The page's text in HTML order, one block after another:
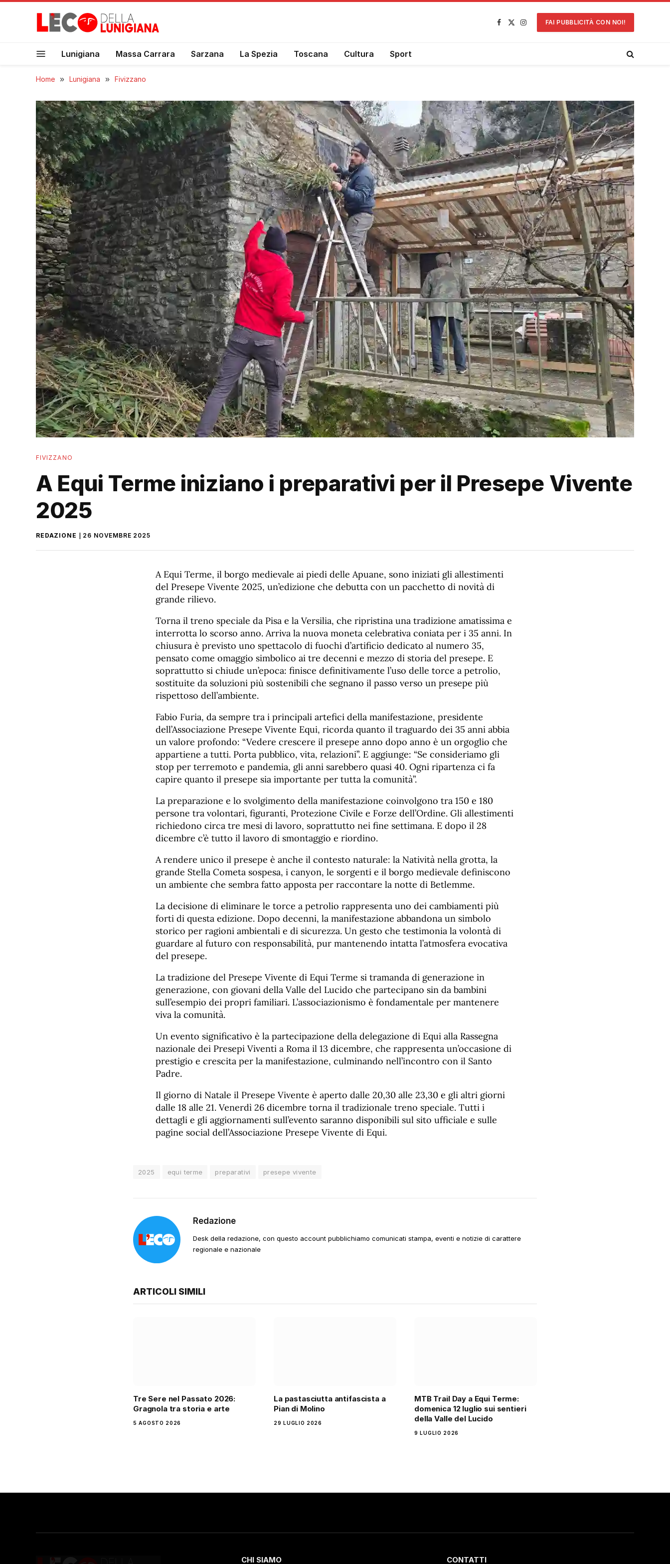
Facebook
X
Instagram
FAI PUBBLICITÀ CON NOI!
Lunigiana Massa Carrara Sarzana La Spezia Toscana Cultura Sport
Home » Lunigiana » Fivizzano
FIVIZZANO
A Equi Terme iniziano i preparativi per il Presepe Vivente
2025
REDAZIONE 26 NOVEMBRE 2025
A Equi Terme, il borgo medievale ai piedi delle Apuane, sono iniziati gli allestimenti
del Presepe Vivente 2025, un’edizione che debutta con un pacchetto di novità di
grande rilievo.
Torna il treno speciale da Pisa e la Versilia, che ripristina una tradizione amatissima e
interrotta lo scorso anno. Arriva la nuova moneta celebrativa coniata per i 35 anni. In
chiusura è previsto uno spettacolo di fuochi d’artificio dedicato al numero 35,
pensato come omaggio simbolico ai tre decenni e mezzo di storia del presepe. E
soprattutto si chiude un’epoca: finisce definitivamente l’uso delle torce a petrolio,
sostituite da soluzioni più sostenibili che segnano il passo verso un presepe più
rispettoso dell’ambiente.
Fabio Furia, da sempre tra i principali artefici della manifestazione, presidente
dell’Associazione Presepe Vivente Equi, ricorda quanto il traguardo dei 35 anni abbia
un valore profondo: “Vedere crescere il presepe anno dopo anno è un orgoglio che
appartiene a tutti. Porta pubblico, vita, relazioni”. E aggiunge: “Se consideriamo gli
stop per terremoto e pandemia, gli anni sarebbero quasi 40. Ogni ripartenza ci fa
capire quanto il presepe sia importante per tutta la comunità”.
La preparazione e lo svolgimento della manifestazione coinvolgono tra 150 e 180
persone tra volontari, figuranti, Protezione Civile e Forze dell’Ordine. Gli allestimenti
richiedono circa tre mesi di lavoro, soprattutto nei fine settimana. E dopo il 28
dicembre c’è tutto il lavoro di smontaggio e riordino.
A rendere unico il presepe è anche il contesto naturale: la Natività nella grotta, la
grande Stella Cometa sospesa, i canyon, le sorgenti e il borgo medievale definiscono
un ambiente che sembra fatto apposta per raccontare la notte di Betlemme.
La decisione di eliminare le torce a petrolio rappresenta uno dei cambiamenti più
forti di questa edizione. Dopo decenni, la manifestazione abbandona un simbolo
storico per ragioni ambientali e di sicurezza. Un gesto che testimonia la volontà di
guardare al futuro con responsabilità, pur mantenendo intatta l’atmosfera evocativa
del presepe.
La tradizione del Presepe Vivente di Equi Terme si tramanda di generazione in
generazione, con giovani della Valle del Lucido che partecipano sin da bambini
sull’esempio dei propri familiari. L’associazionismo è fondamentale per mantenere
viva la comunità.
Un evento significativo è la partecipazione della delegazione di Equi alla Rassegna
nazionale dei Presepi Viventi a Roma il 13 dicembre, che rappresenta un’occasione di
prestigio e crescita per la manifestazione, culminando nell’incontro con il Santo
Padre.
Il giorno di Natale il Presepe Vivente è aperto dalle 20,30 alle 23,30 e gli altri giorni
dalle 18 alle 21. Venerdì 26 dicembre torna il tradizionale treno speciale. Tutti i
dettagli e gli aggiornamenti sull’evento saranno disponibili sul sito ufficiale e sulle
pagine social dell’Associazione Presepe Vivente di Equi.
2025 equi terme preparativi presepe vivente
Redazione
Desk della redazione, con questo account pubblichiamo comunicati stampa, eventi e notizie di carattere
regionale e nazionale
ARTICOLI SIMILI
Tre Sere nel Passato 2026:
Gragnola tra storia e arte
5 AGOSTO 2026
La pastasciutta antifascista a
Pian di Molino
29 LUGLIO 2026
MTB Trail Day a Equi Terme:
domenica 12 luglio sui sentieri
della Valle del Lucido
9 LUGLIO 2026
CHI SIAMO CONTATTI